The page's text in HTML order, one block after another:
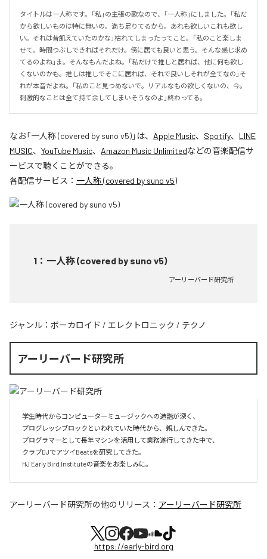
タイトルは一人称です。「私」の主張の歌なので、「一人称」にしました。「私だ
から欲しいものは特に無いの。満ち足りてるから。あれも欲しいこれも欲し
い。それは昔飢えていたのかな」枯れてしまったってこと。「私のこと楽しま
せて。時間つぶしできればそれだけ。傍に居ても良いと思う。そんな感じ求め
てるのよね」ま。そんなもんだよね。「私だけで推しと居れば、他に何も欲し
くないのかも。推しは推しでそこに居れば、それで良いしそれが全てなの」そ
れが本音だよね。「私のこと見つめないで。リアルなもの欲しくないの、今。
刺激的なことは全て持て余してしまいそうなのよ」終わってる。
なお「一人称 (covered by suno v5)」は、 Apple Music、 Spotify、 LINE
MUSIC、 YouTube Music、 Amazon Music Unlimitedなどの音楽配信サ
ービスで聴くことができる。
各配信サービス： 一人称 (covered by suno v5)
1 ： 一人称 (covered by suno v5)
アーリーバード研究所
ジャンル： ボーカロイド / エレクトロニック / テクノ
アーリーバード研究所
学生時代からコンピューターミュージックへの造詣が深く、
プログレッシブロックといわれていた時代から、親しんできた。
プログラマーとして長年マシンを活用して業務遂行してきた中で、
クラブDJでアツイBeatsを研究してきた。
HJ Early Bird Instituteの音楽をお楽しみに。
アーリーバード研究所の他のリリース： アーリーバード研究所
https://early-bird.org